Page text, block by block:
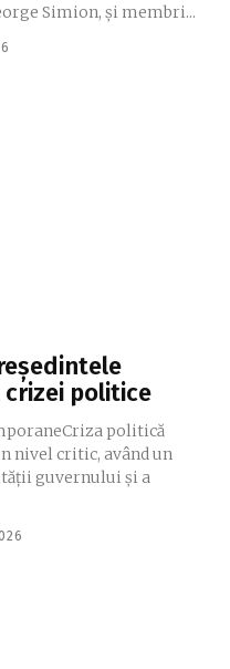
Simion, și membri...
politice
politică
nivel critic, având un
guvernului și a